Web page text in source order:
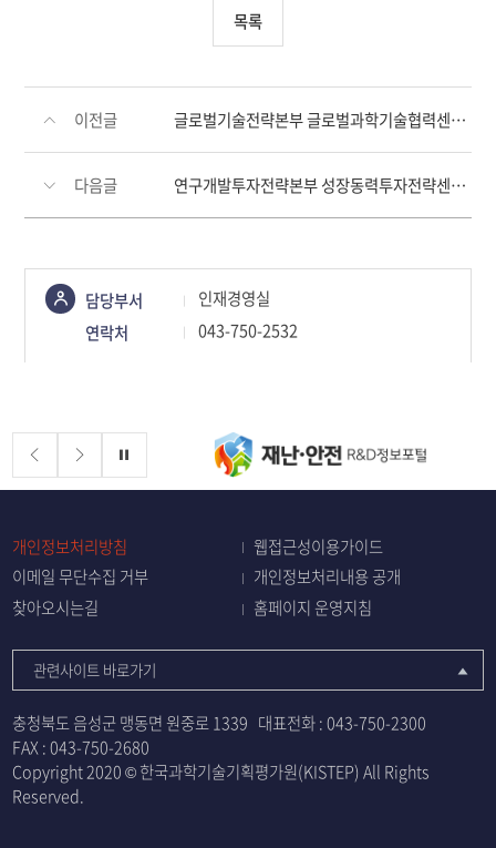
목록
이전글 글로벌기술전략본부 글로벌과학기술협력센터 육아휴직 대체인력 채용 재공고
다음글 연구개발투자전략본부 성장동력투자전략센터 육아휴직 대체인력 채용 재공고
콘텐츠
정보책임자
담당부서
인재경영실
연락처
043-750-2532
배너존
개인정보처리방침
웹접근성이용가이드
이메일 무단수집 거부
개인정보처리내용 공개
찾아오시는길
홈페이지 운영지침
관련사이트 바로가기
충청북도 음성군 맹동면 원중로 1339 대표전화 :043-750-2300
FAX : 043-750-2680
Copyright 2020 © 한국과학기술기획평가원(KISTEP) All Rights
Reserved.